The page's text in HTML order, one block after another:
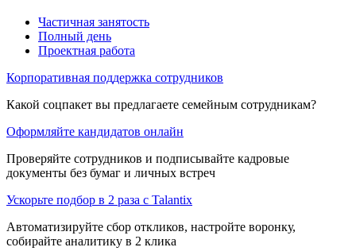
Частичная занятость
Полный день
Проектная работа
Корпоративная поддержка сотрудников
Какой соцпакет вы предлагаете семейным сотрудникам?
Оформляйте кандидатов онлайн
Проверяйте сотрудников и подписывайте кадровые
документы без бумаг и личных встреч
Ускорьте подбор в 2 раза с Talantix
Автоматизируйте сбор откликов, настройте воронку,
собирайте аналитику в 2 клика